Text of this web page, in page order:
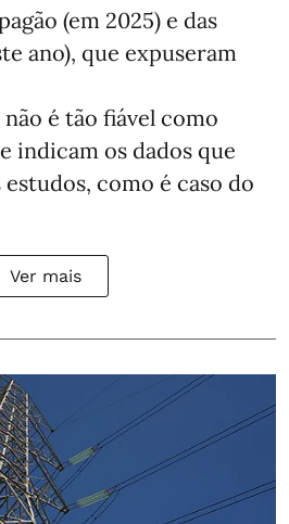
(em 2025) e das
ano), que expuseram
é tão fiável como
indicam os dados que
como é caso do
Ver mais